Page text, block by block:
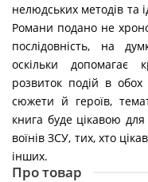
нелюдських методів та
Романи подано не
послідовність, на
оскільки допомагає
розвиток подій в
сюжети й героїв,
книга буде цікавою
воїнів ЗСУ, тих, хто
інших.
Про товар